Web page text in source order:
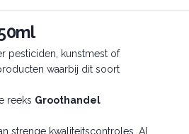
pesticiden, kunstmest of
waarbij dit soort
reeks Groothandel
strenge kwaliteitscontroles. Al